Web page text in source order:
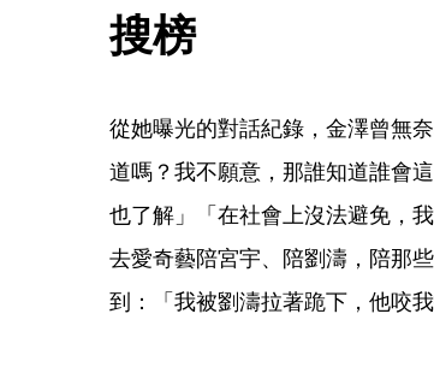
搜榜
從她曝光的對話紀錄，金澤曾無
道嗎？我不願意，那誰知道誰會
也了解」「在社會上沒法避免，
去愛奇藝陪宮宇、陪劉濤，陪那
到：「我被劉濤拉著跪下，他咬